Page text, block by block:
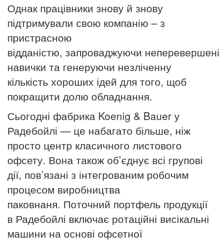
Однак працівники знову й знову
підтримували свою компанію – з
пристрасною
відданістю, запроваджуючи неперевершені
навички та генеруючи незліченну
кількість хороших ідей для того, щоб
покращити долю обладнання.
Сьогодні фабрика Koenig & Bauer у
Радебойлі — це набагато більше, ніж
просто центр класичного листового
офсету. Вона також об’єднує всі групові
дії, пов’язані з інтегрованим робочим
процесом виробництва
паковнаня. Поточний портфель продукції
в Радебойлі включає ротаційні висікальні
машини на основі офсетної